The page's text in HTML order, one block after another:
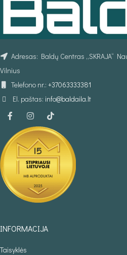
Adresas: Baldų Centras „SKRAJA“
Vilnius
Telefono nr.: +37063333381
El. paštas: info@baldaila.lt
INFORMACIJA
Taisyklės